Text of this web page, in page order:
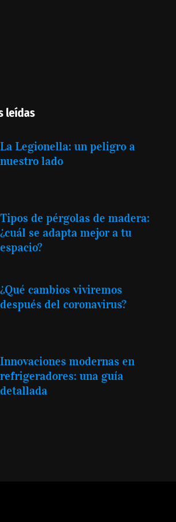
leídas
La Legionella: un peligro a
nuestro lado
Tipos de pérgolas de madera:
¿cuál se adapta mejor a tu
espacio?
¿Qué cambios viviremos
después del coronavirus?
Innovaciones modernas en
refrigeradores: una guía
detallada